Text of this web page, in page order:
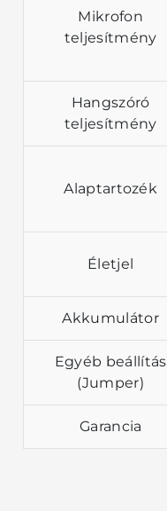
Mikrofon
teljesítmény
Hangszóró
teljesítmény
Alaptartozék
Életjel
Akkumulátor
Egyéb beállítás
(Jumper)
Garancia